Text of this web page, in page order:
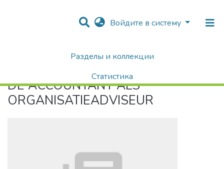
Войдите в систему
Разделы и коллекции
Статистика
Поиск
DE ACCOUNTANT ALS ORGANISATIEADVISEUR
DE ACCOUNTANT ALS
ORGANISATIEADVISEUR